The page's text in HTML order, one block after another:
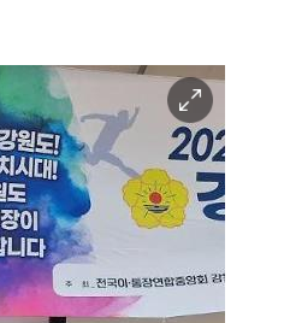
이
미
지
확
대